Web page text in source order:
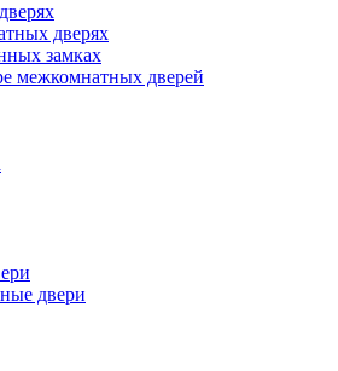
дверях
замках
межкомнатных дверей
двери